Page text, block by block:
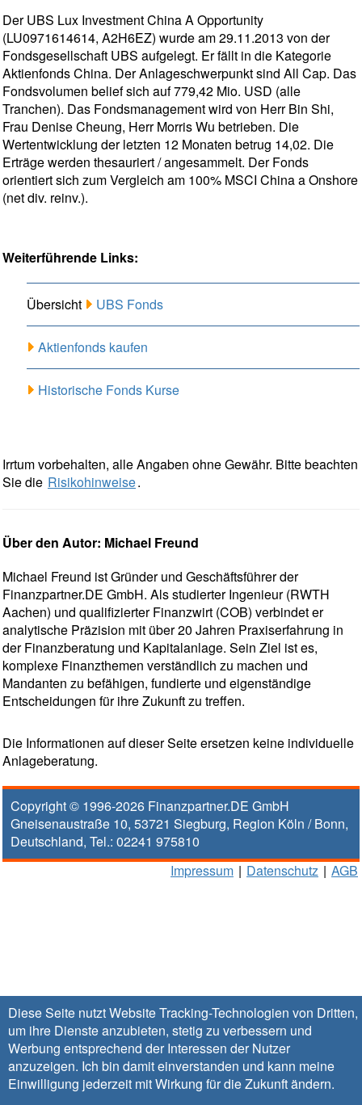
Diese Seite nutzt Website Tracking-Technologien von Dritten,
um ihre Dienste anzubieten, stetig zu verbessern und
Werbung entsprechend der Interessen der Nutzer
anzuzeigen. Ich bin damit einverstanden und kann meine
Einwilligung jederzeit mit Wirkung für die Zukunftändern.
Der UBS Lux Investment China A Opportunity
(LU0971614614, A2H6EZ) wurde am 29.11.2013 von der
Fondsgesellschaft UBS aufgelegt. Er fällt in die Kategorie
Aktienfonds China. Der Anlageschwerpunkt sind All Cap. Das
Fondsvolumen belief sich auf 779,42 Mio. USD (alle
Tranchen). Das Fondsmanagement wird von Herr Bin Shi,
Frau Denise Cheung, Herr Morris Wu betrieben. Die
Wertentwicklung der letzten 12 Monaten betrug 14,02. Die
Erträge werden thesauriert / angesammelt. Der Fonds
orientiert sich zum Vergleich am 100% MSCI China a Onshore
(net div. reinv.).
Weiterführende Links:
Übersicht UBS Fonds
Aktienfonds kaufen
Historische Fonds Kurse
Irrtum vorbehalten, alle Angaben ohne Gewähr. Bitte beachten
Sie die Risikohinweise.
Über den Autor: Michael Freund
Michael Freund ist Gründer und Geschäftsführer der
Finanzpartner.DE GmbH. Als studierter Ingenieur (RWTH
Aachen) und qualifizierter Finanzwirt (COB) verbindet er
analytische Präzision mit über 20 Jahren Praxiserfahrung in
der Finanzberatung und Kapitalanlage. Sein Ziel ist es,
komplexe Finanzthemen verständlich zu machen und
Mandanten zu befähigen, fundierte und eigenständige
Entscheidungen für ihre Zukunft zu treffen.
Die Informationen auf dieser Seite ersetzen keine individuelle
Anlageberatung.
Copyright © 1996-2026 Finanzpartner.DE GmbH
Gneisenaustraße 10, 53721 Siegburg, Region Köln / Bonn,
Deutschland, Tel.: 02241 975810
Impressum | Datenschutz | AGB